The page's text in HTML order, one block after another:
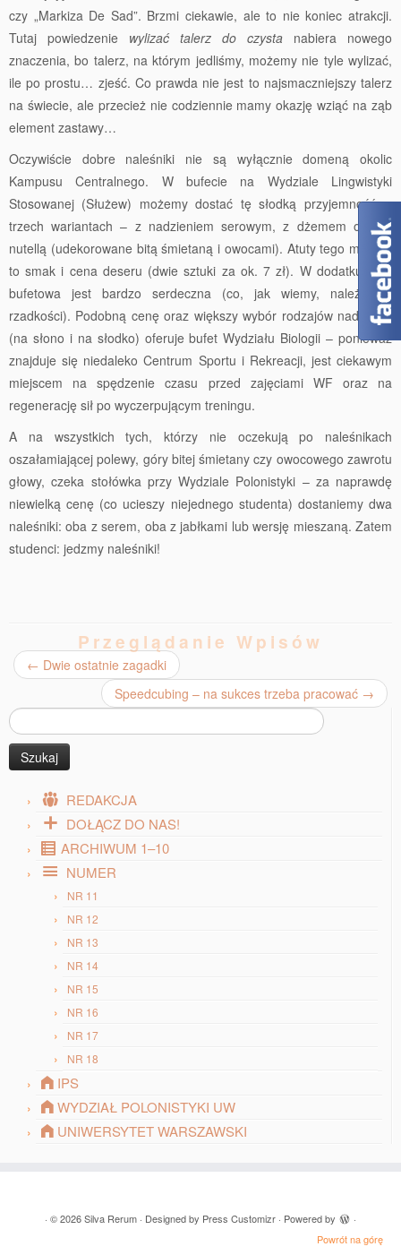
czy „Markiza De Sad”. Brzmi ciekawie, ale to nie koniec atrakcji.
Tutaj powiedzenie wylizać talerz do czysta nabiera nowego
znaczenia, bo talerz, na którym jedliśmy, możemy nie tyle wylizać,
ile po prostu… zjeść. Co prawda nie jest to najsmaczniejszy talerz
na świecie, ale przecież nie codziennie mamy okazję wziąć na ząb
element zastawy…
Oczywiście dobre naleśniki nie są wyłącznie domeną okolic
Kampusu Centralnego. W bufecie na Wydziale Lingwistyki
Stosowanej (Służew) możemy dostać tę słodką przyjemność w
trzech wariantach – z nadzieniem serowym, z dżemem oraz z
nutellą (udekorowane bitą śmietaną i owocami). Atuty tego miejsca
to smak i cena deseru (dwie sztuki za ok. 7 zł). W dodatku pani
bufetowa jest bardzo serdeczna (co, jak wiemy, należy do
rzadkości). Podobną cenę oraz większy wybór rodzajów nadzienia
(na słono i na słodko) oferuje bufet Wydziału Biologii – ponieważ
znajduje się niedaleko Centrum Sportu i Rekreacji, jest ciekawym
miejscem na spędzenie czasu przed zajęciami WF oraz na
regenerację sił po wyczerpującym treningu.
A na wszystkich tych, którzy nie oczekują po naleśnikach
oszałamiającej polewy, góry bitej śmietany czy owocowego zawrotu
głowy, czeka stołówka przy Wydziale Polonistyki – za naprawdę
niewielką cenę (co ucieszy niejednego studenta) dostaniemy dwa
naleśniki: oba z serem, oba z jabłkami lub wersję mieszaną. Zatem
studenci: jedzmy naleśniki!
Przeglądanie Wpisów
← Dwie ostatnie zagadki
Speedcubing – na sukces trzeba pracować →
Szukaj:
REDAKCJA
DOŁĄCZ DO NAS!
ARCHIWUM 1–10
NUMER
NR 11
NR 12
NR 13
NR 14
NR 15
NR 16
NR 17
NR 18
IPS
WYDZIAŁ POLONISTYKI UW
UNIWERSYTET WARSZAWSKI
· © 2026Silva Rerum · Designed by Press Customizr · Powered by
·
Powrót na górę